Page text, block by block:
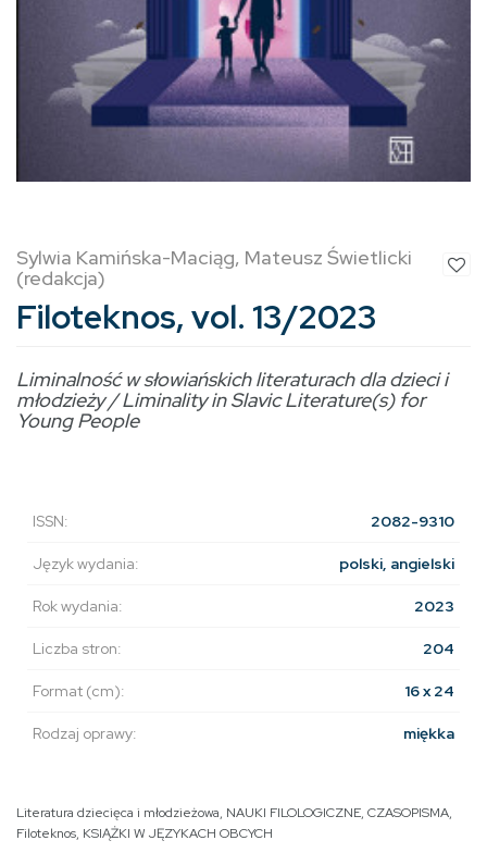
Sylwia Kamińska-Maciąg, Mateusz Świetlicki
(redakcja)
Filoteknos, vol. 13/2023
Liminalność w słowiańskich literaturach dla dzieci i
młodzieży / Liminality in Slavic Literature(s) for
Young People
ISSN: 2082-9310
Język wydania: polski, angielski
Rok wydania: 2023
Liczba stron: 204
Format (cm): 16 x 24
Rodzaj oprawy: miękka
Literatura dziecięca i młodzieżowa, NAUKI FILOLOGICZNE, CZASOPISMA,
Filoteknos, KSIĄŻKI W JĘZYKACH OBCYCH